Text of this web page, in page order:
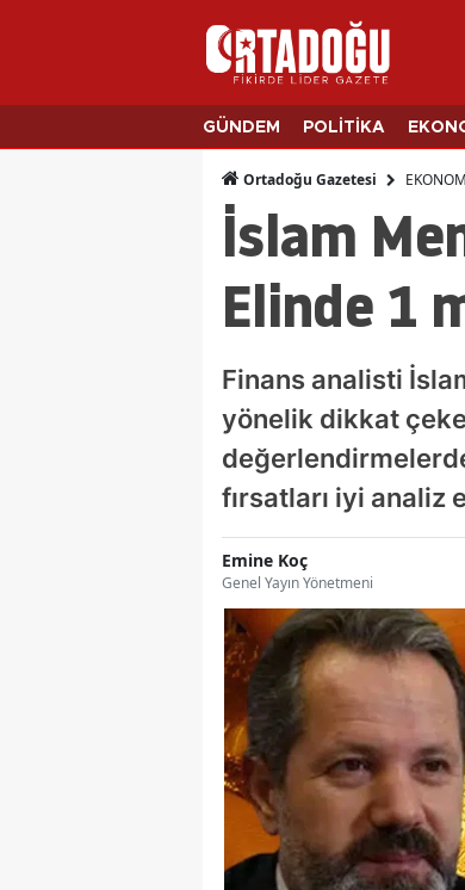
GÜNDEM POLİTİKA
Ortadoğu Gazetesi
İslam
Elinde 1
Finans analisti
yönelik dikkat
fırsatları iyi
Emine Koç
Genel Yayın Yönetmeni